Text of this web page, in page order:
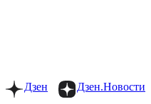
Дзен.Новости
Дзен